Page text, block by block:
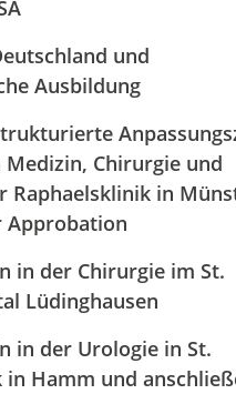
und
Ausbildung
Chirurgie und
Raphaelsklinik in
Approbation
in der Chirurgie im St.
Lüdinghausen
in der Urologie in St.
in Hamm und